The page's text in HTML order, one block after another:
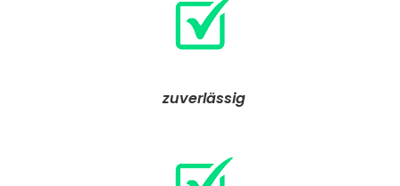
zuverlässig